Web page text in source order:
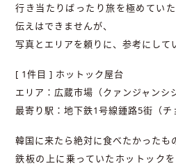
行き当たりばったり旅を極めてい
伝えはできませんが、
写真とエリアを頼りに、参考にし
[ 1件目 ] ホットック屋台
エリア：広蔵市場（クァンジャンシ
最寄り駅：地下鉄1号線鍾路5街（チ
韓国に来たら絶対に食べたかったも
鉄板の上に乗っていたホットック